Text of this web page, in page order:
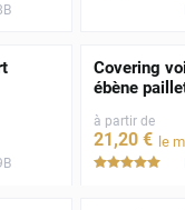
Covering
ébène
à partir de
21 ,20 € le